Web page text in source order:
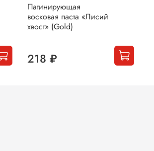
Патинирующая
восковая паста «Лисий
хвост» (Gold)
218 ₽